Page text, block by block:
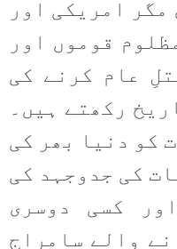
امریکی اور
قوموں اور
عام کرنے کی
رکھتے ہیں۔
کو دنیا بھر کی
کی جدوجہد کی
کسی دوسری